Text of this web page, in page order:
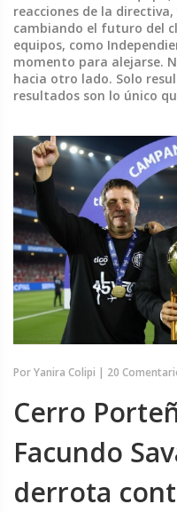
reacciones de la
cambiando el futuro del
equipos, como
momento para alejarse.
hacia otro lado. Solo
resultados son lo único
PorYanira Colipi | 20
Cerro
Facundo
derrota